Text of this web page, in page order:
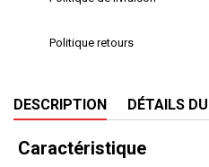
Politique retours
DESCRIPTION DÉTAILS
Caractéristique